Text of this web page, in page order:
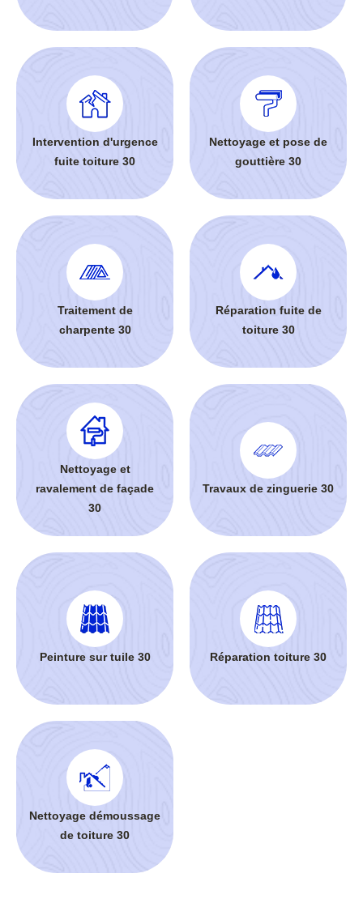
Intervention d'urgence
fuite toiture 30
Nettoyage et pose de
gouttière 30
Traitement de
charpente 30
Réparation fuite de
toiture 30
Nettoyage et
ravalement de façade
30
Travaux de zinguerie 30
Peinture sur tuile 30 Réparation toiture 30
Nettoyage démoussage
de toiture 30